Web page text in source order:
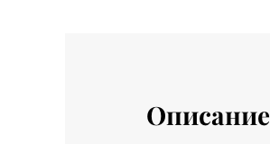
Описание